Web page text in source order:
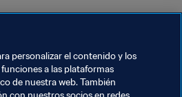
personalizar el contenido y los
a las plataformas
de nuestra web. También